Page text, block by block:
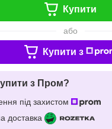
Купити
або
Купити з
з Пром?
під захистом
доставка